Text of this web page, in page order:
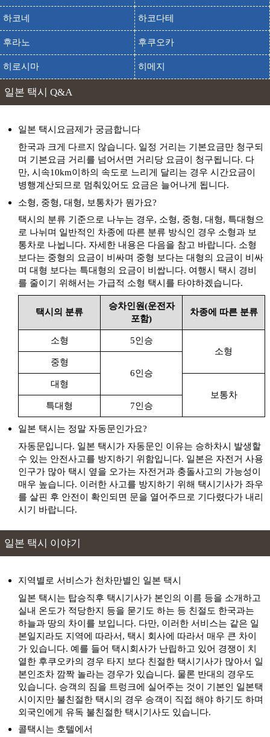
하코네 하코다테
후라노 후쿠오카
히로시마 히메지
일본 택시 Q&A
일본 택시요금제가 궁금합니다
한국과 크게 다르지 않습니다. 일정 거리는 기본요금만 청구되
며 기본요금 거리를 넘어서면 거리당 요금이 청구됩니다. 다
만, 시속10km이하의 속도로 느리게 달리는 경우 시간요금이
병행계산되므로 멈춰있어도 요금은 늘어나게 됩니다.
소형, 중형, 대형, 보통차가 뭔가요?
택시의 분류 기준으로 나누는 경우, 소형, 중형, 대형, 특대형으
로 나뉘며 일반적인 차종에 따른 분류 방식인 경우 소형과 보
통차로 나뉩니다. 자세한 내용은 다음을 참고 바랍니다. 소형
보다는 중형의 요금이 비싸며 중형 보다는 대형의 요금이 비싸
며 대형 보다는 특대형의 요금이 비쌉니다. 여행시 택시 경비
를 줄이기 위해서는 가급적 소형 택시를 타야하겠습니다.
택시의 분류
승차인원(운전자
포함)
차종에 따른 분류
소형
5인승
소형
중형
6인승
대형
보통차
특대형
7인승
일본 택시는 정말 자동문인가요?
자동문입니다. 일본 택시가 자동문인 이유는 승하차시 발생할
수 있는 안전사고를 방지하기 위함입니다. 일본은 자전거 사용
인구가 많아 택시 옆을 오가는 자전거과 충돌사고의 가능성이
매우 높습니다. 이러한 사고를 방지하기 위해 택시기사가 좌우
를 살핀 후 안전이 확인되면 문을 열어주므로 기다렸다가 내리
시기 바랍니다.
일본 택시 이야기
지역별로 서비스가 천차만별인 일본 택시
일본 택시는 탑승직후 택시기사가 본인의 이름 등을 소개하고
실내 온도가 적당한지 등을 묻기도 하는 등 친절도 한국과는
하늘과 땅의 차이를 보입니다. 다만, 이러한 서비스는 같은 일
본일지라도 지역에 따라서, 택시 회사에 따라서 매우 큰 차이
가 있습니다. 예를 들어 택시회사가 난립하고 있어 경쟁이 치
열한 후쿠오카의 경우 타지 보다 친절한 택시기사가 많아서 일
본인조차 깜짝 놀라는 경우가 있습니다. 물론 반대의 경우도
있습니다. 승객의 짐을 트렁크에 실어주는 것이 기본인 일본택
시이지만 불친절한 택시의 경우 승객이 직접 해야 하기도 하며
외국인에게 유독 불친절한 택시기사도 있습니다.
콜택시는 호텔에서